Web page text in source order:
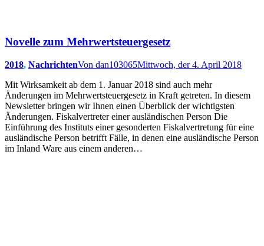
Novelle zum Mehrwertsteuergesetz
2018, NachrichtenVon dan103065Mittwoch, der 4. April 2018
Mit Wirksamkeit ab dem 1. Januar 2018 sind auch mehr
Änderungen im Mehrwertsteuergesetz in Kraft getreten. In diesem
Newsletter bringen wir Ihnen einen Überblick der wichtigsten
Änderungen. Fiskalvertreter einer ausländischen Person Die
Einführung des Instituts einer gesonderten Fiskalvertretung für eine
ausländische Person betrifft Fälle, in denen eine ausländische Person
im Inland Ware aus einem anderen…